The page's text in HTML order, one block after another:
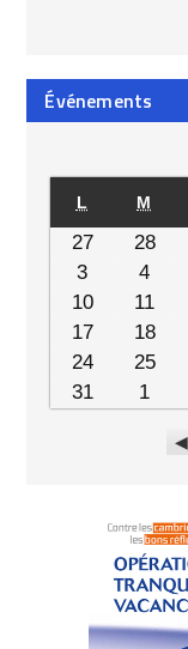
Événements
L M
27 28
3
4
10
11
17
18
24
25
31
1